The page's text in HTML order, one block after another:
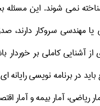
نمی شوند. این
مهندسی سروکار دارند،
از آشنایی کاملی بر
در برنامه نویسی رایانه
آمار بیمه و آمار